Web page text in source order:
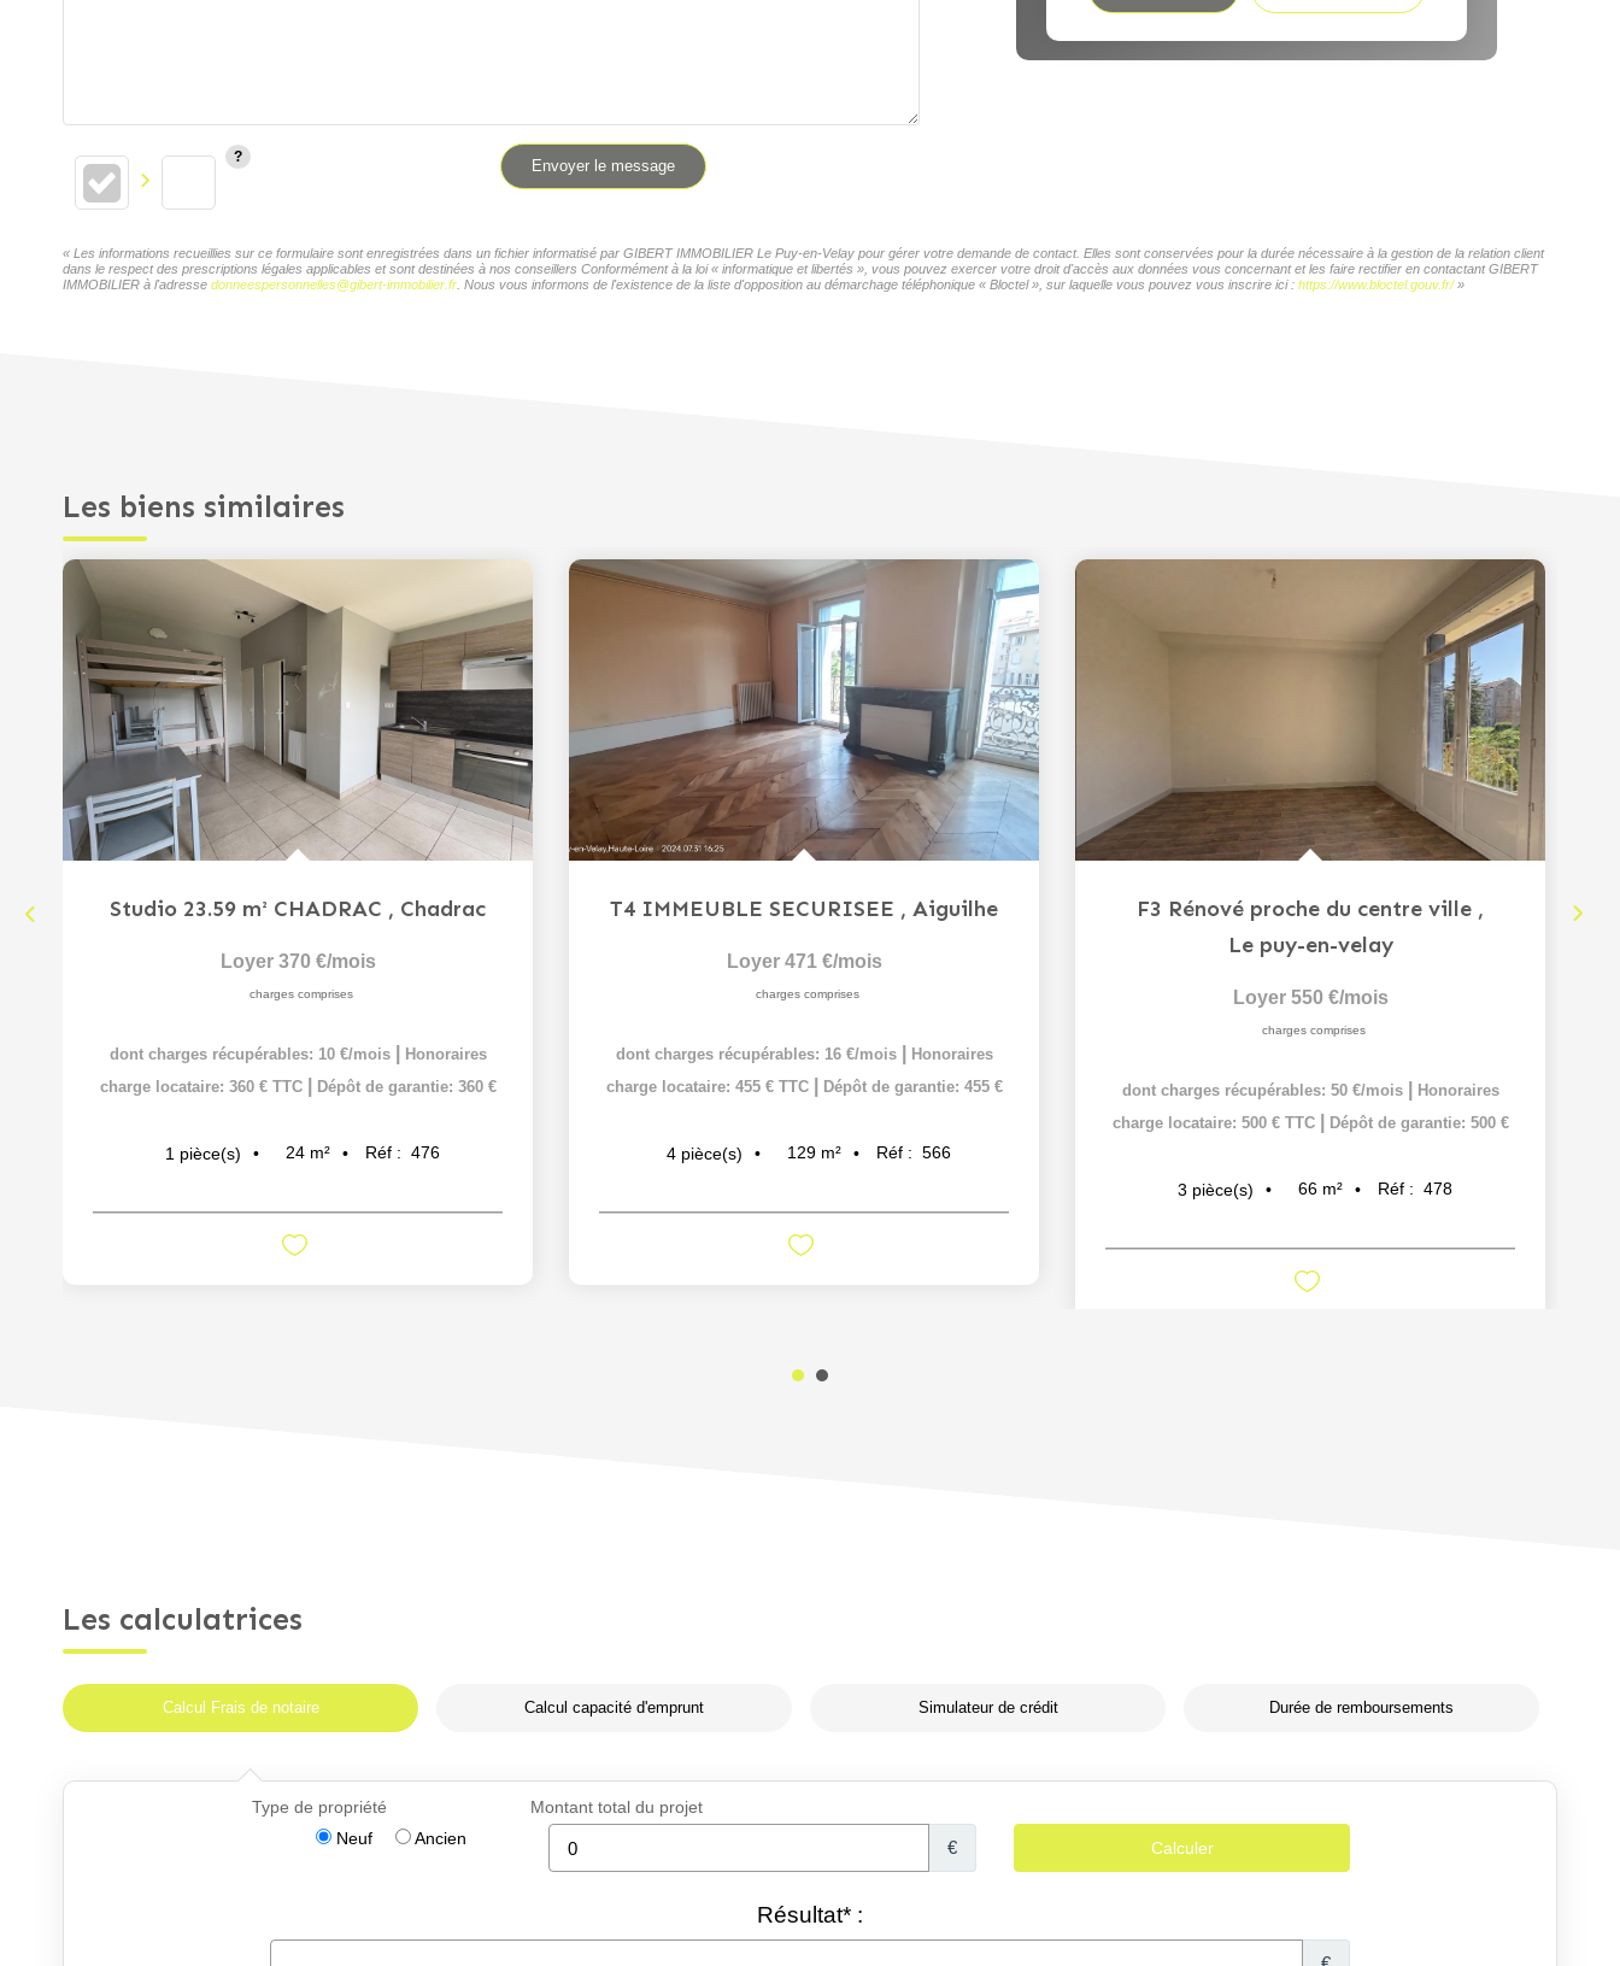
Envoyer le message
« Les informations recueillies sur ce formulaire sont enregistrées dans un fichier informatisé par GIBERT IMMOBILIER Le Puy-en-Velay pour gérer votre demande de contact. Elles sont conservées pour la durée nécessaire à la gestion de la relation client
dans le respect des prescriptions légales applicables et sont destinées à nos conseillers Conformément à la loi « informatique et libertés », vous pouvez exercer votre droit d'accès aux données vous concernant et les faire rectifier en contactant GIBERT
IMMOBILIER à l'adresse donneespersonnelles@gibert-immobilier.fr . Nous vous informons de l'existence de la liste d'opposition au démarchage téléphonique « Bloctel », sur laquelle vous pouvez vous inscrire ici : https://www.bloctel.gouv.fr/»
Les biens similaires
Studio 23.59 m² CHADRAC , Chadrac
Loyer 370 €/mois
charges comprises
dont charges récupérables: 10 €/mois
Honoraires
charge locataire: 360 € TTC
Dépôt de garantie: 360 €
1 pièce(s) 24 m² Réf : 476
T4 IMMEUBLE SECURISEE , Aiguilhe
Loyer 471 €/mois
charges comprises
dont charges récupérables: 16 €/mois
Honoraires
charge locataire: 455 € TTC
Dépôt de garantie: 455 €
4 pièce(s) 129 m² Réf : 566
F3 Rénové proche du centre ville ,
Le puy-en-velay
Loyer 550 €/mois
charges comprises
dont charges récupérables: 50 €/mois
Honoraires
charge locataire: 500 € TTC
Dépôt de garantie: 500 €
3 pièce(s) 66 m² Réf : 478
Les calculatrices
Calcul Frais de notaire Calcul capacité d'emprunt Simulateur de crédit Durée de remboursements